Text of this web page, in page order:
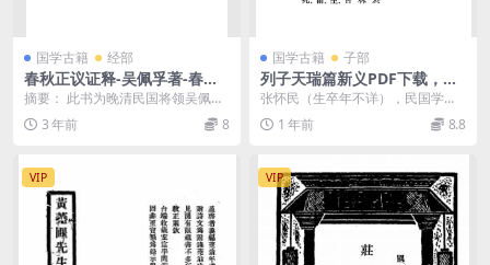
国学古籍 经部
春秋正议证释-吴佩孚著-春秋
学会-民国二十九年[1940]
摘要： 此书为晚清民国将领吴佩孚
任明经学会会长时所做，以白话文
的形式阐述《春秋》...
3 年前 8
国学古籍 子部
列子天瑞篇新义PDF下载，张
怀民著
张怀民（生卒年不详），民国学
者，精研先秦诸子。所著《列子天
瑞篇新义》（1930年...
1 年前 8.8
VIP VIP